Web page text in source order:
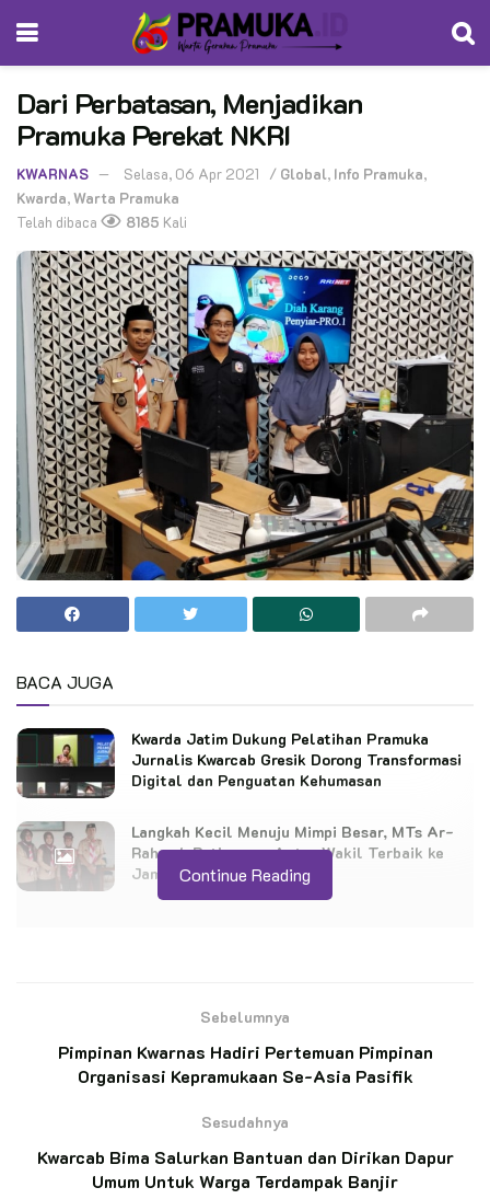
Dari Perbatasan, Menjadikan
Pramuka Perekat NKRI
KWARNAS Selasa, 06 Apr 2021 / Global, Info Pramuka,
Kwarda,Warta Pramuka
Telah dibaca
8185 Kali
BACA JUGA
Kwarda Jatim Dukung Pelatihan Pramuka
Jurnalis Kwarcab Gresik Dorong Transformasi
Digital dan Penguatan Kehumasan
Langkah Kecil Menuju Mimpi Besar, MTs Ar-
Rahmah Patimpeng Antar Wakil Terbaik ke
Jamnas XIIContinue Reading
setiap pramuka adalah abdi masyarakat
Sebelumnya
Pimpinan Kwarnas Hadiri Pertemuan Pimpinan
Organisasi Kepramukaan Se-Asia Pasifik
Sesudahnya
Kwarcab Bima Salurkan Bantuan dan Dirikan Dapur
Umum Untuk Warga Terdampak Banjir